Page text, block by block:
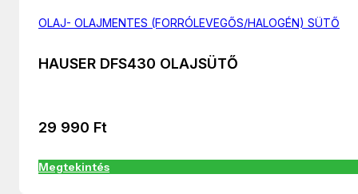
OLAJ- OLAJMENTES (FORRÓLEVEGŐS/HALOGÉN) SÜTŐ
HAUSER DFS430 OLAJSÜTŐ
29 990 Ft
Megtekintés